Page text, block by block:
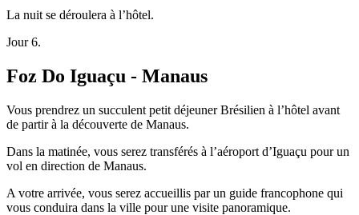
La nuit se déroulera à l’hôtel.
Jour 6.
Foz Do Iguaçu - Manaus
Vous prendrez un succulent petit déjeuner Brésilien à l’hôtel avant
de partir à la découverte de Manaus.
Dans la matinée, vous serez transférés à l’aéroport d’Iguaçu pour un
vol en direction de Manaus.
A votre arrivée, vous serez accueillis par un guide francophone qui
vous conduira dans la ville pour une visite panoramique.